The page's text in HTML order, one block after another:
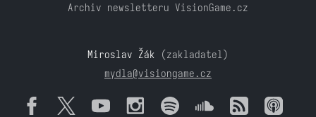
Archiv newsletteru VisionGame.cz
Miroslav Žák (zakladatel)
mydla@visiongame.cz